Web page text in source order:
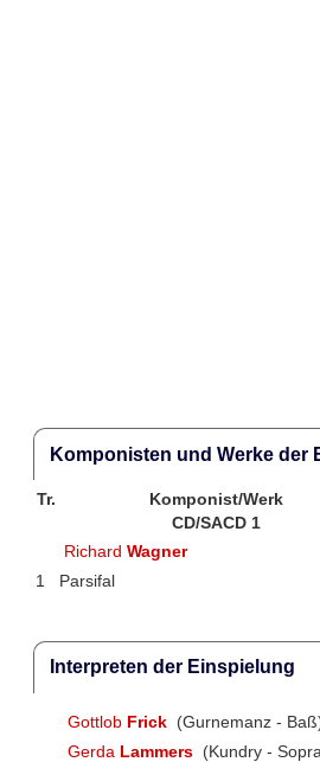
Komponisten und Werke der
Tr. Komponist/Werk
CD/SACD 1
RichardWagner
1
Parsifal
Interpreten der Einspielung
Gottlob Frick (Gurnemanz -
Gerda Lammers (Kundry -